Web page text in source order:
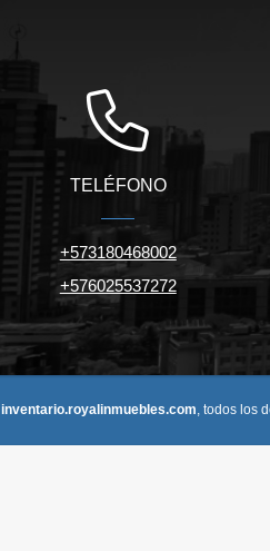
TELÉFONO
+573180468002
+576025537272
inventario.royalinmuebles.com, todos los